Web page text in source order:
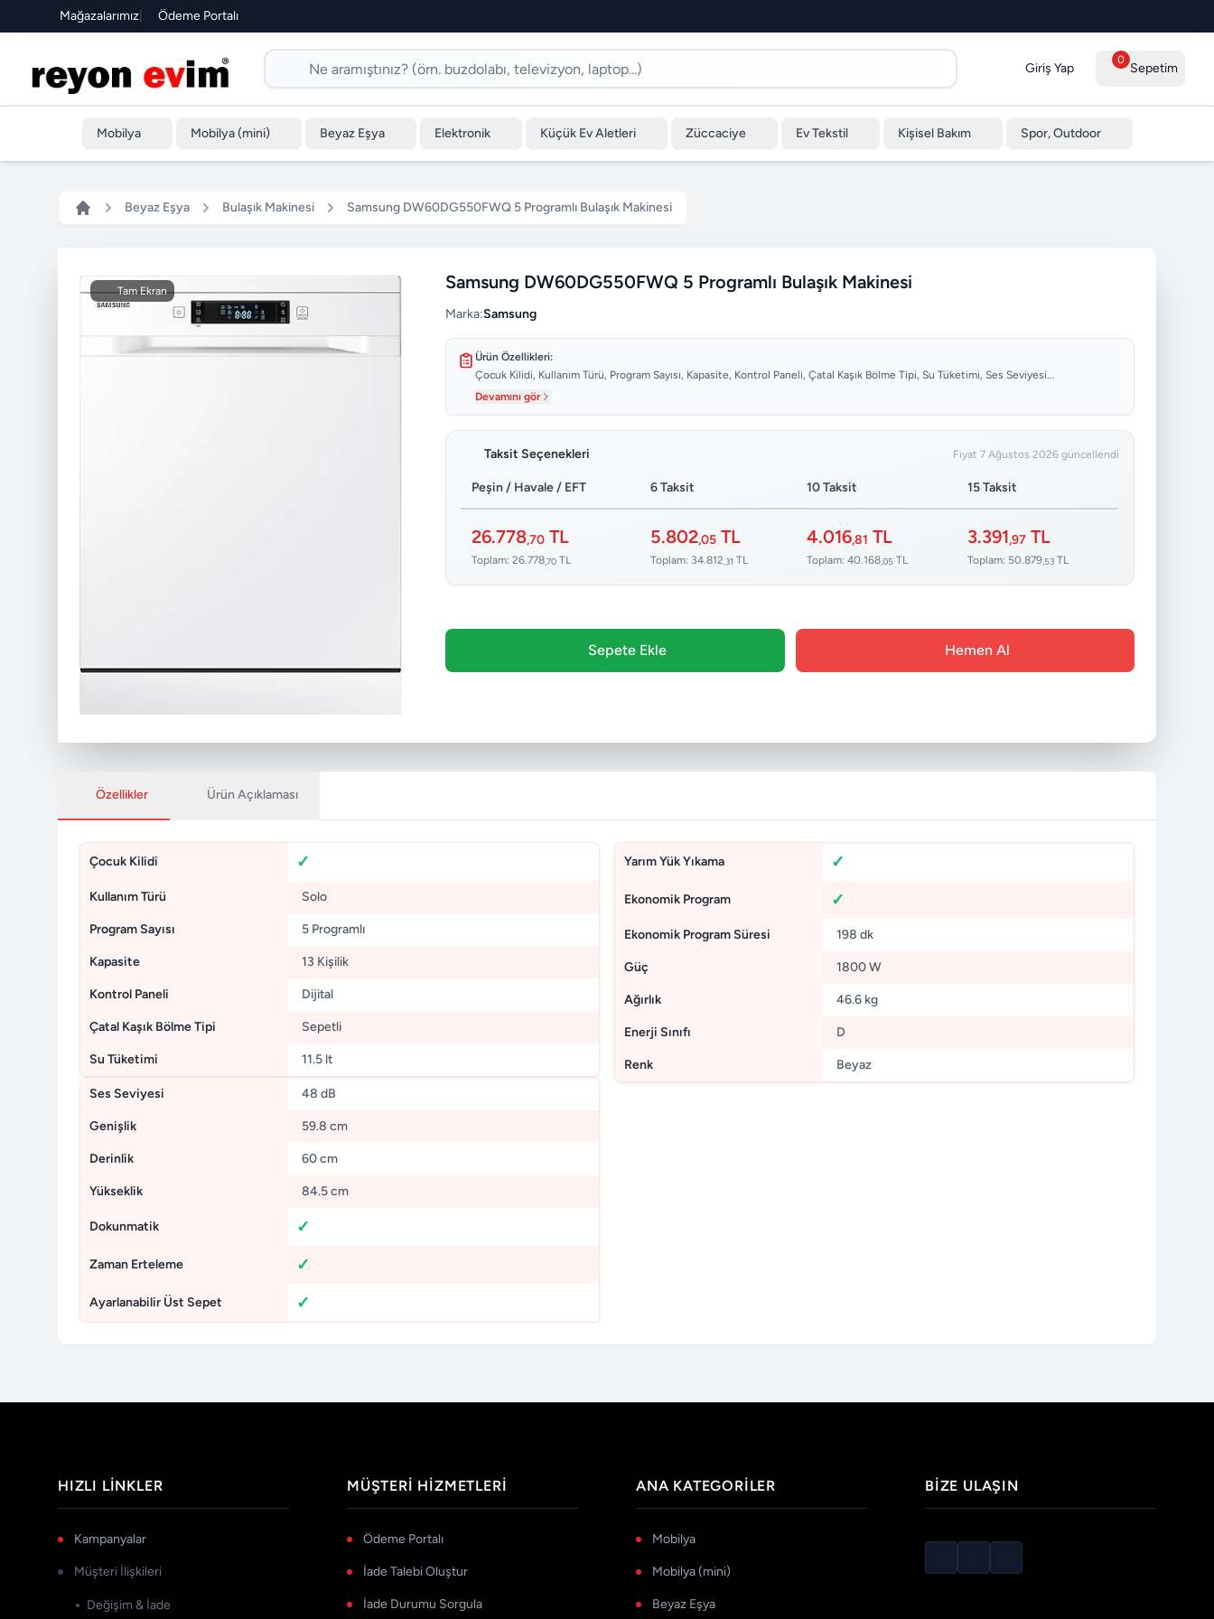
Mağazalarımız| Ödeme Portalı
Giriş Yap
0
Sepetim
Mobilya Mobilya (mini) Beyaz Eşya Elektronik Küçük Ev Aletleri Züccaciye Ev Tekstil Kişisel Bakım Spor, Outdoor
Beyaz Eşya Bulaşık Makinesi Samsung DW60DG550FWQ 5 Programlı Bulaşık Makinesi
Tam Ekran Samsung DW60DG550FWQ 5 Programlı Bulaşık Makinesi
Marka:Samsung
Ürün Özellikleri:
Çocuk Kilidi, Kullanım Türü, Program Sayısı, Kapasite, Kontrol Paneli, Çatal Kaşık Bölme Tipi, Su Tüketimi, Ses Seviyesi...
Devamını gör
Taksit Seçenekleri Fiyat 7 Ağustos 2026 güncellendi
Peşin / Havale / EFT 6 Taksit 10 Taksit 15 Taksit
26.778,70 TL
Toplam: 26.778,70 TL
5.802,05 TL
Toplam: 34.812 ,31 TL
4.016,81 TL
Toplam: 40.168,05 TL
3.391,97 TL
Toplam: 50.879 ,53 TL
Sepete Ekle Hemen Al
Özellikler Ürün Açıklaması
Çocuk Kilidi
Kullanım Türü Solo
Program Sayısı 5 Programlı
Kapasite 13 Kişilik
Kontrol Paneli Dijital
Çatal Kaşık Bölme Tipi Sepetli
Su Tüketimi 11.5 lt
Ses Seviyesi 48 dB
Genişlik 59.8 cm
Derinlik 60 cm
Yükseklik 84.5 cm
Dokunmatik
Zaman Erteleme
Ayarlanabilir Üst Sepet
Yarım Yük Yıkama
Ekonomik Program
Ekonomik Program Süresi 198 dk
Güç 1800 W
Ağırlık 46.6 kg
Enerji Sınıfı D
Renk Beyaz
HIZLI LINKLER
Kampanyalar
Müşteri İlişkileri
Değişim & İade
MÜŞTERI HIZMETLERI
Ödeme Portalı
İade Talebi Oluştur
İade Durumu Sorgula
ANA KATEGORILER
Mobilya
Mobilya (mini)
Beyaz Eşya
BIZE ULAŞIN